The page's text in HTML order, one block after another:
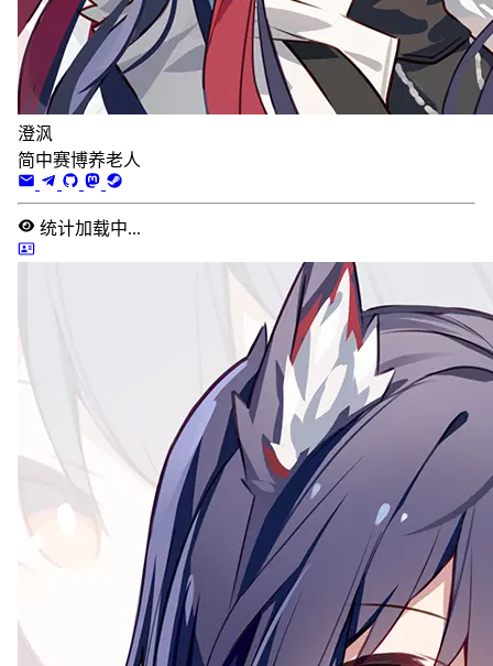
澄沨
简中赛博养老人
统计加载中...